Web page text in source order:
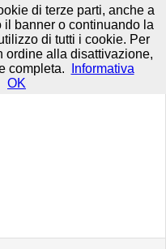
All rights reserved. Privacy e
di terze parti, anche a
banner o continuando la
di tutti i cookie. Per
ordine alla disattivazione,
completa.
Informativa
OK